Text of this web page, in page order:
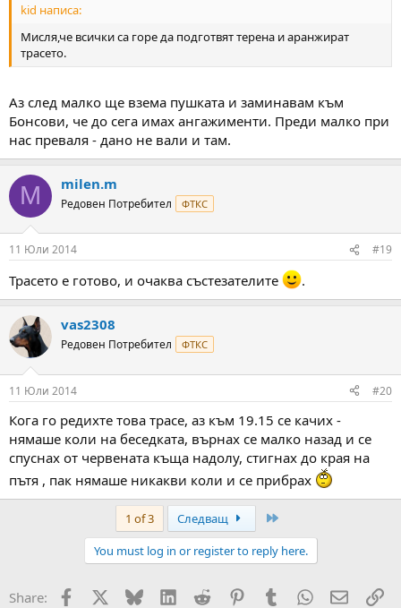
kid написа:
Мисля,че всички са горе да подготвят терена и аранжират
трасето.
Aз след малко ще взема пушката и заминавам към
Бонсови, че до сега имах ангажименти. Преди малко при
нас преваля - дано не вали и там.
M milen.m
Редовен Потребител ФТКС
11 Юли 2014 #19
Трасето е готово, и очаква състезателите .
vas2308
Редовен Потребител ФТКС
11 Юли 2014 #20
Кога го редихте това трасе, аз към 19.15 се качих -
нямаше коли на беседката, върнах се малко назад и се
спуснах от червената къща надолу, стигнах до края на
пътя , пак нямаше никакви коли и се прибрах
1 of 3 Следващ
You must log in or register to reply here.
Share: Facebook Bluesky LinkedInReddit PinterestTumblrWhatsApp
Email